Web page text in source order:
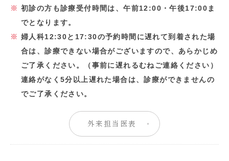
初診の方も診療受付時間は、午前12:00・午後17:00ま
でとなります。
婦人科12:30と17:30の予約時間に遅れて到着された場
合は、診療できない場合がございますので、あらかじめ
ご了承ください。（事前に遅れるむねご連絡ください）
連絡がなく5分以上遅れた場合は、診療ができませんの
でご了承ください。
外来担当医表